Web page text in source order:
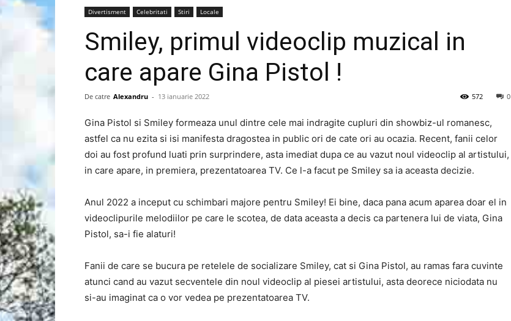
Divertisment Celebritati Stiri Locale
Smiley, primul videoclip muzical in
care apare Gina Pistol !
De catre Alexandru - 13 ianuarie 2022 0
572
Gina Pistol si Smiley formeaza unul dintre cele mai indragite cupluri din showbiz-ul romanesc,
astfel ca nu ezita si isi manifesta dragostea in public ori de cate ori au ocazia. Recent, fanii celor
doi au fost profund luati prin surprindere, asta imediat dupa ce au vazut noul videoclip al artistului,
in care apare, in premiera, prezentatoarea TV. Ce l-a facut pe Smiley sa ia aceasta decizie.
Anul 2022 a inceput cu schimbari majore pentru Smiley! Ei bine, daca pana acum aparea doar el in
videoclipurile melodiilor pe care le scotea, de data aceasta a decis ca partenera lui de viata, Gina
Pistol, sa-i fie alaturi!
Fanii de care se bucura pe retelele de socializare Smiley, cat si Gina Pistol, au ramas fara cuvinte
atunci cand au vazut secventele din noul videoclip al piesei artistului, asta deorece niciodata nu
si-au imaginat ca o vor vedea pe prezentatoarea TV.